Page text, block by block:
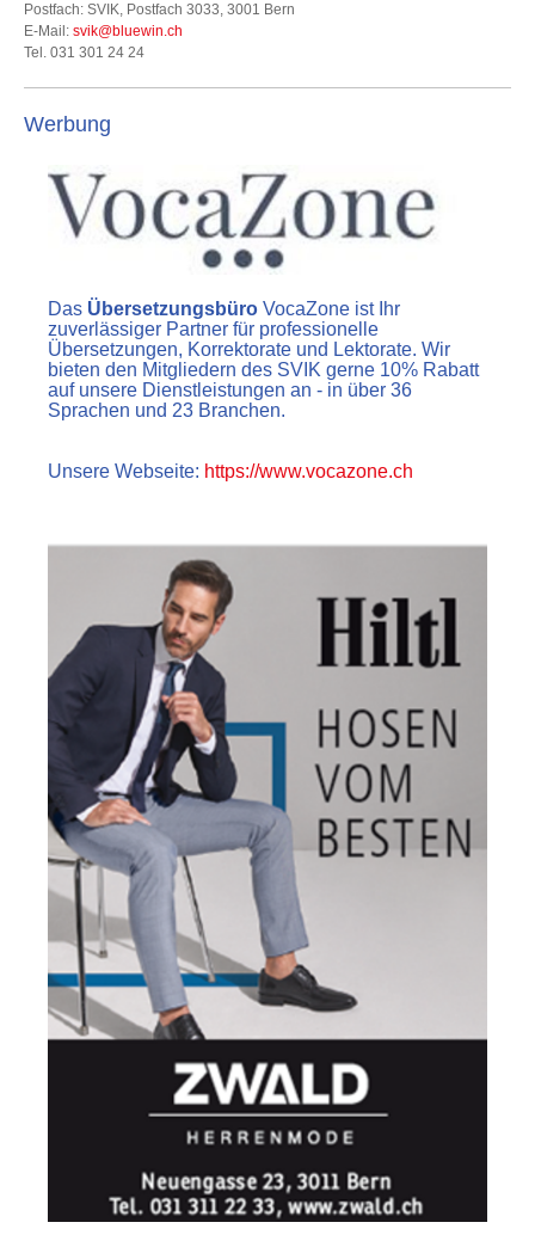
Postfach: SVIK, Postfach 3033, 3001 Bern
E-Mail: svik@bluewin.ch
Tel. 031 301 24 24
Werbung
Das Übersetzungsbüro VocaZone ist Ihr
zuverlässiger Partner für professionelle
Übersetzungen, Korrektorate und Lektorate. Wir
bieten den Mitgliedern des SVIK gerne 10% Rabatt
auf unsere Dienstleistungen an - in über 36
Sprachen und 23 Branchen.
Unsere Webseite: https://www.vocazone.ch